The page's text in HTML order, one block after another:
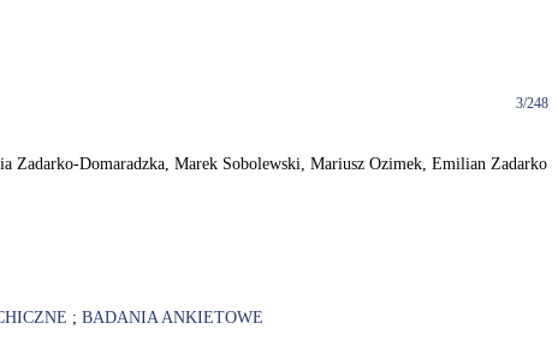
3/248
Domaradzka, Marek Sobolewski, Mariusz Ozimek, Emilian Zadarko
; BADANIA ANKIETOWE